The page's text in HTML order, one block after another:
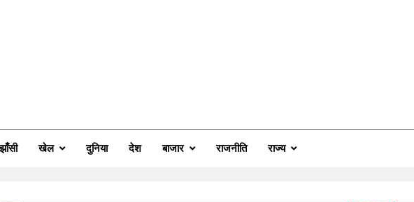
खेल दुनिया देश बाजार राजनीति राज्य